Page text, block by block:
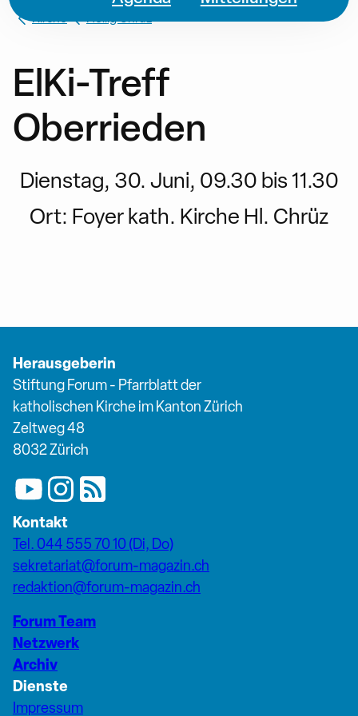
Kirche Heilig Chrüz
ElKi-Treff
Oberrieden
Dienstag, 30. Juni, 09.30 bis 11.30
Ort: Foyer kath. Kirche Hl. Chrüz
Herausgeberin
Stiftung Forum - Pfarrblatt der
katholischen Kirche im Kanton Zürich
Zeltweg 48
8032 Zürich
Kontakt
Tel. 044 555 70 10 (Di, Do)
sekretariat@forum-magazin.ch
redaktion@forum-magazin.ch
Forum Team
Netzwerk
Archiv
Dienste
Impressum